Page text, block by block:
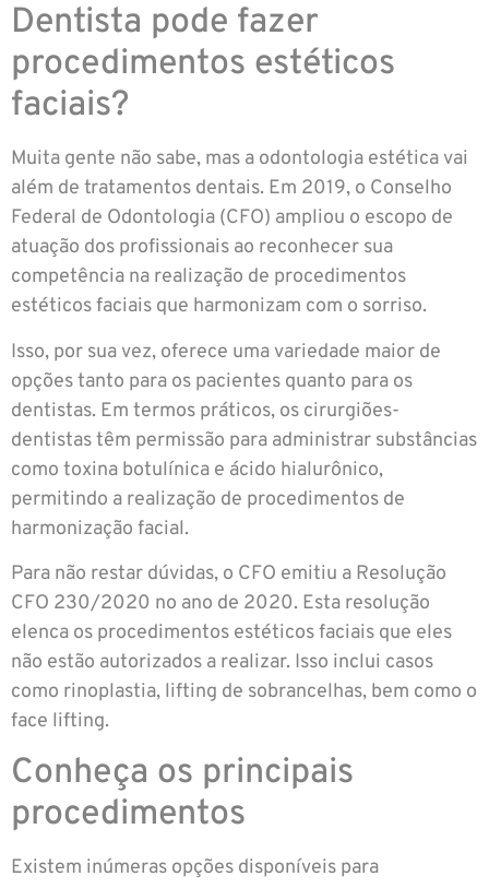
Dentista pode fazer
procedimentos estéticos
faciais?
Muita gente não sabe, mas a odontologia estética vai
além de tratamentos dentais. Em 2019, o Conselho
Federal de Odontologia (CFO) ampliou o escopo de
atuação dos profissionais ao reconhecer sua
competência na realização de procedimentos
estéticos faciais que harmonizam com o sorriso.
Isso, por sua vez, oferece uma variedade maior de
opções tanto para os pacientes quanto para os
dentistas. Em termos práticos, os cirurgiões-
dentistas têm permissão para administrar substâncias
como toxina botulínica e ácido hialurônico,
permitindo a realização de procedimentos de
harmonização facial.
Para não restar dúvidas, o CFO emitiu a Resolução
CFO 230/2020 no ano de 2020. Esta resolução
elenca os procedimentos estéticos faciais que eles
não estão autorizados a realizar. Isso inclui casos
como rinoplastia, lifting de sobrancelhas, bem como o
face lifting.
Conheça os principais
procedimentos
Existem inúmeras opções disponíveis para